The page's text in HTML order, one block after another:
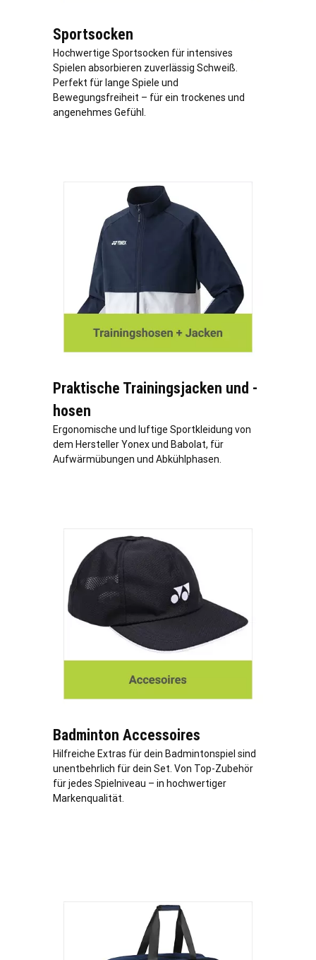
Sportsocken
Hochwertige Sportsocken für intensives
Spielen absorbieren zuverlässig Schweiß.
Perfekt für lange Spiele und
Bewegungsfreiheit – für ein trockenes und
angenehmes Gefühl.
Praktische Trainingsjacken und -
hosen
Ergonomische und luftige Sportkleidung von
dem Hersteller Yonex und Babolat, für
Aufwärmübungen und Abkühlphasen.
Badminton Accessoires
Hilfreiche Extras für dein Badmintonspiel sind
unentbehrlich für dein Set. Von Top-Zubehör
für jedes Spielniveau – in hochwertiger
Markenqualität.